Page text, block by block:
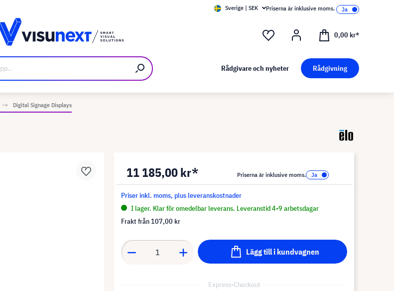
Sverige | SEK Priserna är inklusive moms.
0,00 kr*
Rådgivare och nyheter Rådgivning
Digital Signage Displays
11 185,00 kr* Priserna är inklusive moms.
Priser inkl. moms, plus leveranskostnader
I lager. Klar för omedelbar leverans. Leveranstid 4-9 arbetsdagar
Frakt från 107,00 kr
Lägg till i kundvagnen
Express-Checkout